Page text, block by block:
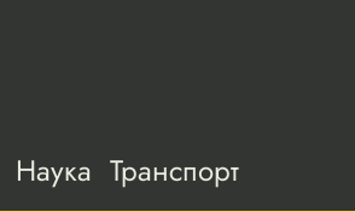
Наука Транспорт